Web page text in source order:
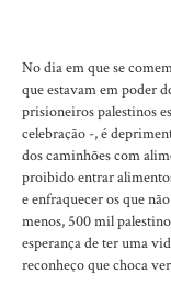
No dia em que se
que estavam em poder
prisioneiros palestinos
celebração -, é
dos caminhões com
proibido entrar
e enfraquecer os que
menos, 500 mil
esperança de ter uma
reconheço que choca